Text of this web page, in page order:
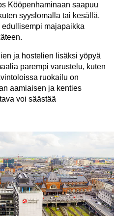
Kööpenhaminaan saapuu
syyslomalla tai kesällä,
majapaikka
ja hostelien lisäksi yöpyä
parempi varustelu, kuten
ruokailu on
aamiaisen ja kenties
voi säästää